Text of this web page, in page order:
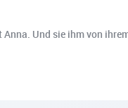
Und sie ihm von